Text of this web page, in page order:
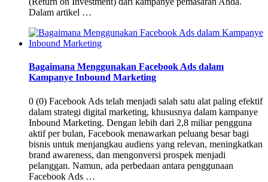
Dalam artikel …
Bagaimana Menggunakan Facebook Ads dalam
Kampanye Inbound Marketing
0 (0) Facebook Ads telah menjadi salah satu alat paling efektif
dalam strategi digital marketing, khususnya dalam kampanye
Inbound Marketing. Dengan lebih dari 2,8 miliar pengguna
aktif per bulan, Facebook menawarkan peluang besar bagi
bisnis untuk menjangkau audiens yang relevan, meningkatkan
brand awareness, dan mengonversi prospek menjadi
pelanggan. Namun, ada perbedaan antara penggunaan
Facebook Ads …